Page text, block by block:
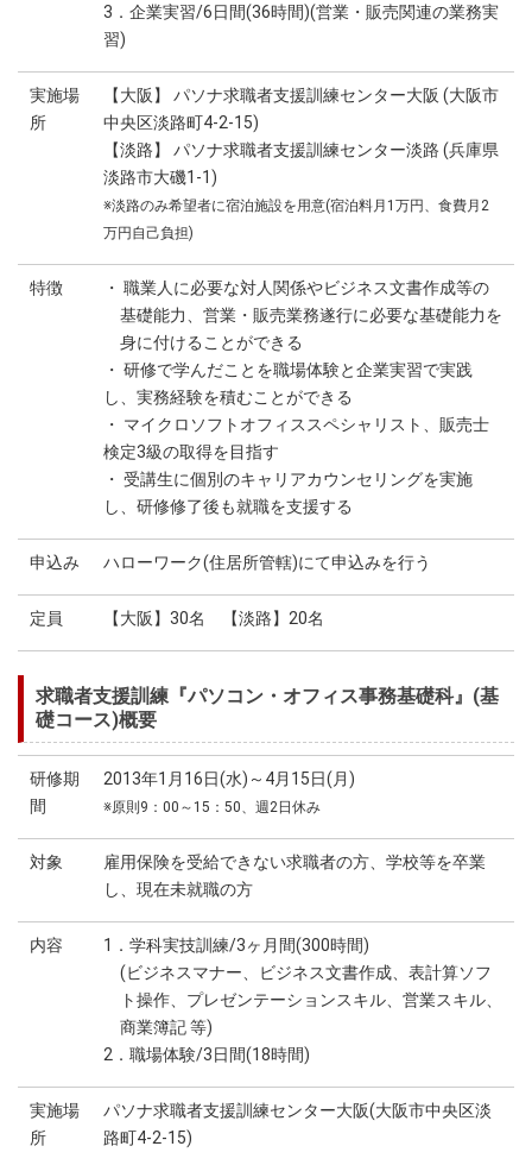
3．企業実習/6日間(36時間)(営業・販売関連の業務実
習)
実施場
所
【大阪】 パソナ求職者支援訓練センター大阪 (大阪市
中央区淡路町4-2-15)
【淡路】 パソナ求職者支援訓練センター淡路 (兵庫県
淡路市大磯1-1)
※淡路のみ希望者に宿泊施設を用意(宿泊料月1万円、食費月2
万円自己負担)
特徴
・ 職業人に必要な対人関係やビジネス文書作成等の
基礎能力、営業・販売業務遂行に必要な基礎能力を
身に付けることができる
・ 研修で学んだことを職場体験と企業実習で実践
し、実務経験を積むことができる
・ マイクロソフトオフィススペシャリスト、販売士
検定3級の取得を目指す
・ 受講生に個別のキャリアカウンセリングを実施
し、研修修了後も就職を支援する
申込み ハローワーク(住居所管轄)にて申込みを行う
定員 【大阪】30名 【淡路】20名
求職者支援訓練『パソコン・オフィス事務基礎科』(基
礎コース)概要
研修期
間
2013年1月16日(水)～4月15日(月)
※原則9：00～15：50、週2日休み
対象
雇用保険を受給できない求職者の方、学校等を卒業
し、現在未就職の方
内容
1．学科実技訓練/3ヶ月間(300時間)
(ビジネスマナー、ビジネス文書作成、表計算ソフ
ト操作、プレゼンテーションスキル、営業スキル、
商業簿記 等)
2．職場体験/3日間(18時間)
実施場
所
パソナ求職者支援訓練センター大阪(大阪市中央区淡
路町4-2-15)